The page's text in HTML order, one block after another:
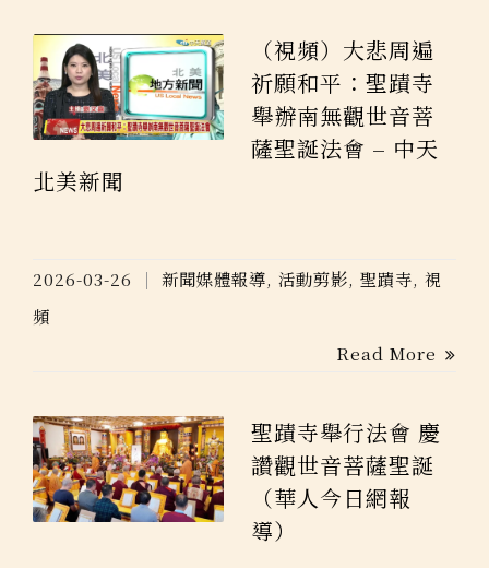
（視頻）大悲周遍
祈願和平：聖蹟寺
舉辦南無觀世音菩
薩聖誕法會 – 中天
北美新聞
2026-03-26 新聞媒體報導, 活動剪影, 聖蹟寺, 視
頻
Read More
聖蹟寺舉行法會 慶
讚觀世音菩薩聖誕
（華人今日網報
導）